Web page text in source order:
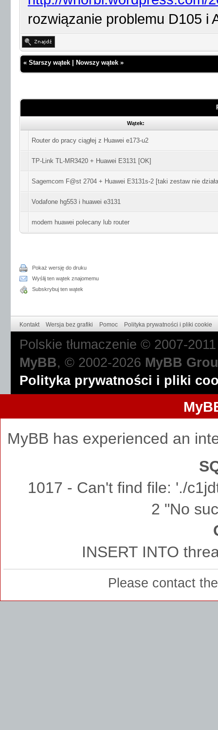
rozwiązanie problemu D105 i
« Starszy wątek Nowszy wątek »
Wątek:
Router do pracy ciągłej z Huawei e173-u2
TP-Link TL-MR3420 + Huawei E3131 [OK]
Sagemcom F@st 2704 + Huawei E3131s-2 [taki zestaw nie
Vodafone hg553 i huawei e3131
modem huawei polecany lub router
Pokaż wersję do druku
Wyślij ten wątek znajomemu
Subskrybuj ten wątek
Kontakt Wersja bez grafiki Pomoc Polityka prywatności i pliki cookie
Polskie tłumaczenie © 2007-
MyBB, © 2002-2026 MyBB
Polityka prywatności i pliki
MyBB has experienced an
1017 - Can't find file: './
2 "No
INSERT INTO
Please contact